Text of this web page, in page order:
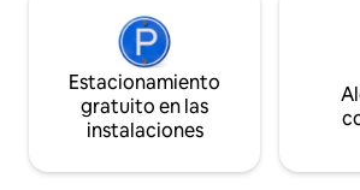
Estacionamiento
gratuito en las
instalaciones